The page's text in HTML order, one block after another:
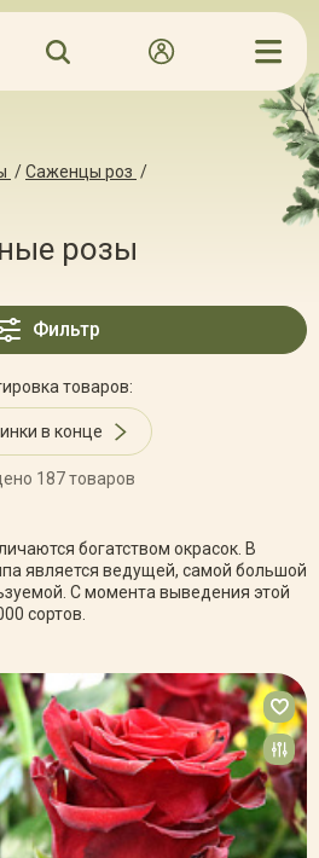
/Саженцы роз /
розы
Фильтр
товаров:
в конце
187 товаров
богатством окрасок. В
является ведущей, самой большой
С момента выведения этой
сортов.